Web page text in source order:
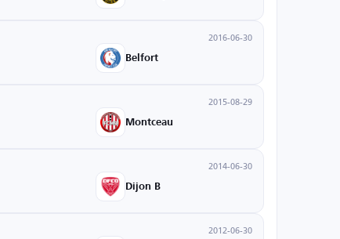
2016-06-30
Belfort
2015-08-29
Montceau
2014-06-30
Dijon B
2012-06-30